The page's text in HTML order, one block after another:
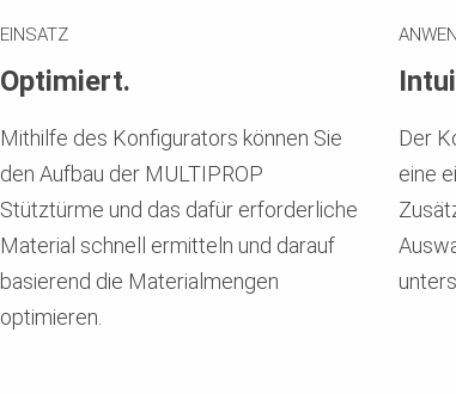
EINSATZ
Optimiert.
Mithilfe des Konfigurators können Sie
den Aufbau der MULTIPROP
Stütztürme und das dafür erforderliche
Material schnell ermitteln und darauf
basierend die Materialmengen
optimieren.
Der
eine